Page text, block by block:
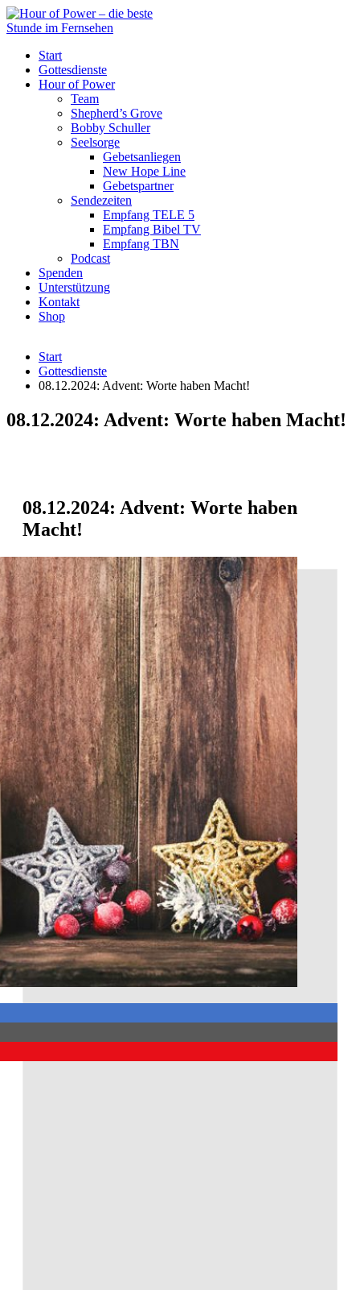
Start
Gottesdienste
Hour of Power
Team
Shepherd’s Grove
Bobby Schuller
Seelsorge
Gebetsanliegen
New Hope Line
Gebetspartner
Sendezeiten
Empfang TELE 5
Empfang Bibel TV
Empfang TBN
Podcast
Spenden
Unterstützung
Kontakt
Shop
Start
Gottesdienste
08.12.2024: Advent: Worte haben Macht!
08.12.2024: Advent: Worte haben Macht!
08.12.2024: Advent: Worte haben
Macht!